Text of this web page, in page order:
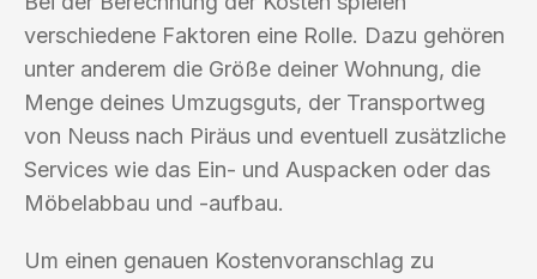
verschiedene Faktoren eine Rolle. Dazu gehören
unter anderem die Größe deiner Wohnung, die
Menge deines Umzugsguts, der Transportweg
von Neuss nach Piräus und eventuell zusätzliche
Services wie das Ein- und Auspacken oder das
Möbelabbau und -aufbau.
Um einen genauen Kostenvoranschlag zu